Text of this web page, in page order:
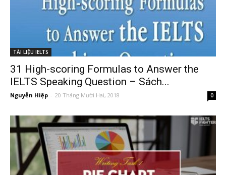
TÀI LIỆU IELTS
31 High-scoring Formulas to Answer the
IELTS Speaking Question – Sách...
Nguyễn Hiệp - 20 Tháng Mười Hai, 2018 0